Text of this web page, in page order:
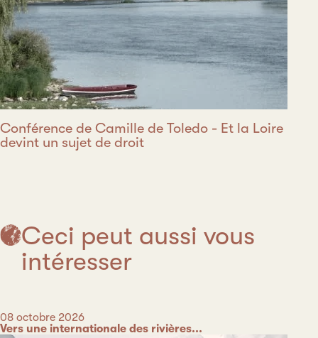
Conférence de Camille de Toledo - Et la Loire
devint un sujet de droit
Ceci peut aussi vous
intéresser
Date
08 octobre 2026
Catégorie
Vers une internationale des rivières...